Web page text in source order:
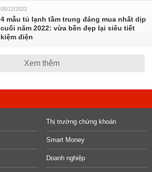
05/12/2022
4 mẫu tủ lạnh tầm trung đáng mua nhất dịp
cuối năm 2022: vừa bền đẹp lại siêu tiết
kiệm điện
Xem thêm
Thị trường chứng khoán
Smart Money
Doanh nghiệp